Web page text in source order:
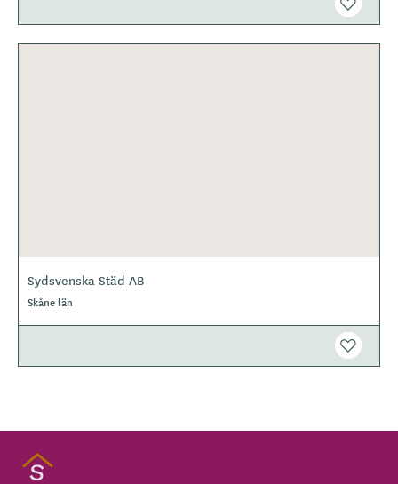
Sydsvenska Städ AB
Skåne län